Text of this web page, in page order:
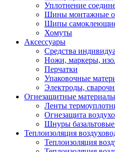
Уплотнение
Шины монтажные
Шипы
Хомуты
Аксессуары
Средства
Ножи, маркеры,
Перчатки
Упаковочные
Электроды,
Огнезащитные материалы
Ленты
Огнезащита
Шнуры базальтовые
Теплоизоляция
Теплоизоляция